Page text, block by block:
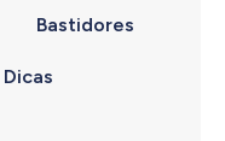
Bastidores
Dicas